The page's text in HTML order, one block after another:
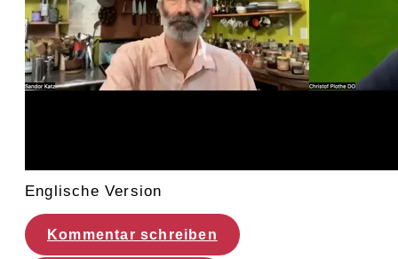
Englische Version
Kommentar schreiben